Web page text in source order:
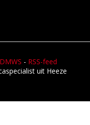
DMWS - RSS-feed
uit Heeze